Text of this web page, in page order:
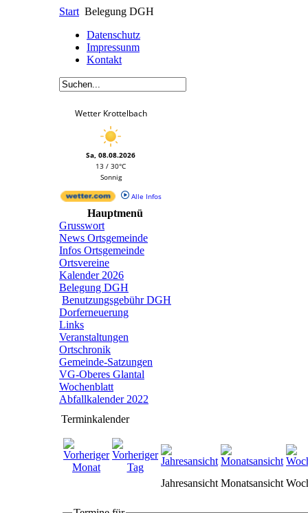
Start Belegung DGH
Datenschutz
Impressunm
Kontakt
Wetter Krottelbach
Sa, 08.08.2026
13 / 30°C
Sonnig
Alle Infos
Hauptmenü
Grusswort
News Ortsgemeinde
Infos Ortsgemeinde
Ortsvereine
Kalender 2026
Belegung DGH
Benutzungsgebühr DGH
Dorferneuerung
Links
Veranstaltungen
Ortschronik
Gemeinde-Satzungen
VG-Oberes Glantal
Wochenblatt
Abfallkalender 2022
Terminkalender
Jahresansicht Monatsansicht